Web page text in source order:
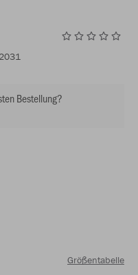
Bestellung?
Größentabelle